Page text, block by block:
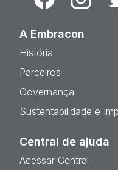
A Embracon
História
Parceiros
Governança
Sustentabilidade e
Central de ajuda
Acessar Central